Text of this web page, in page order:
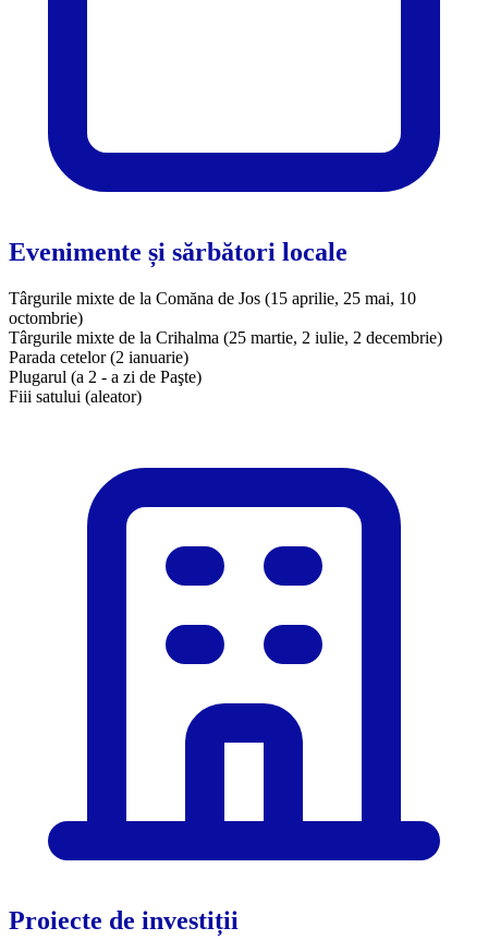
Evenimente și sărbători locale
Târgurile mixte de la Comăna de Jos (15 aprilie, 25 mai, 10
octombrie)
Târgurile mixte de la Crihalma (25 martie, 2 iulie, 2 decembrie)
Parada cetelor (2 ianuarie)
Plugarul (a 2 - a zi de Paşte)
Fiii satului (aleator)
Proiecte de investiții